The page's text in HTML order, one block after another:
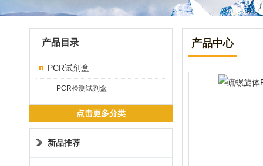
产品目录
PCR试剂盒
PCR检测试剂盒
点击更多分类
新品推荐
产品中心